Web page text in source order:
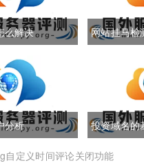
么解决 网站挂马检
分析 投资域名的
自定义时间评论关闭功能